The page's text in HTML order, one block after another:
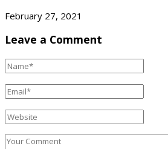
February 27, 2021
Leave a Comment